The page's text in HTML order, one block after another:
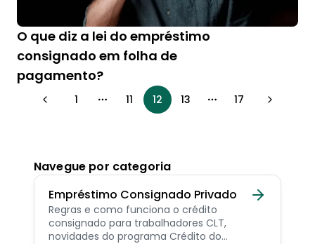
O que diz a lei do empréstimo
consignado em folha de
pagamento?
1 More pages
11 12 13 More pages
17
Navegue por categoria
Empréstimo Consignado Privado
Regras e como funciona o crédito
consignado para trabalhadores CLT,
novidades do programa Crédito do